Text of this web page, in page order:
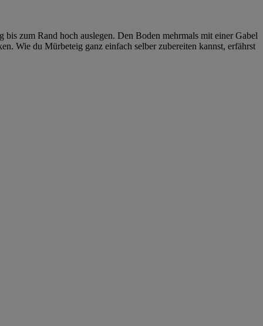
zum Rand hoch auslegen. Den Boden mehrmals mit einer Gabel
Wie du Mürbeteig ganz einfach selber zubereiten kannst, erfährst